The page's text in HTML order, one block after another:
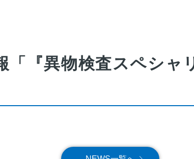
「『異物検査スペシャ